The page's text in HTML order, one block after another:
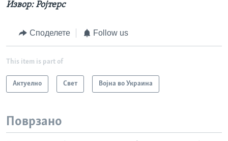
Извор: Ројтерс
Споделете Follow us
This item is part of
Актуелно Свет Војна во Украина
Поврзано